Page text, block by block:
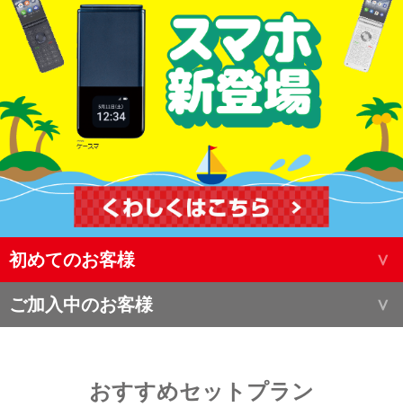
初めてのお客様
ご加入中のお客様
おすすめセットプラン